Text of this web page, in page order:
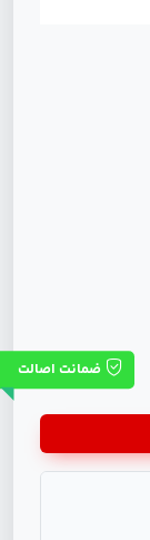
ضمانت اصالت